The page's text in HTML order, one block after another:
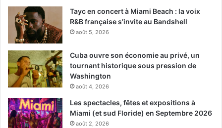
Tayc en concert à Miami Beach : la voix
R&B française s’invite au Bandshell
août 5, 2026
Cuba ouvre son économie au privé, un
tournant historique sous pression de
Washington
août 4, 2026
Les spectacles, fêtes et expositions à
Miami (et sud Floride) en Septembre 2026
août 2, 2026